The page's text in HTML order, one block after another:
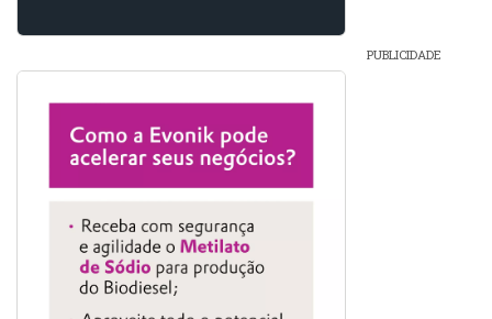
PUBLICIDADE